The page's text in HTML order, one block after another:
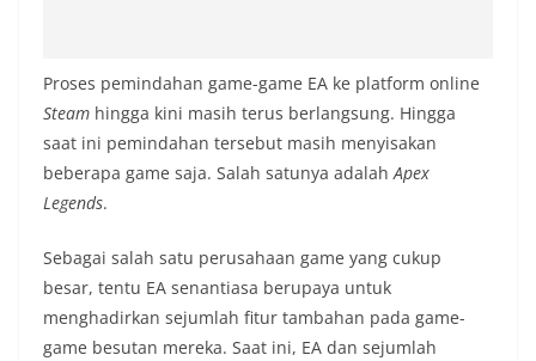
Proses pemindahan game-game EA ke platform online
Steam hingga kini masih terus berlangsung. Hingga
saat ini pemindahan tersebut masih menyisakan
beberapa game saja. Salah satunya adalahApex
Legends.
Sebagai salah satu perusahaan game yang cukup
besar, tentu EA senantiasa berupaya untuk
menghadirkan sejumlah fitur tambahan pada game-
game besutan mereka. Saat ini, EA dan sejumlah